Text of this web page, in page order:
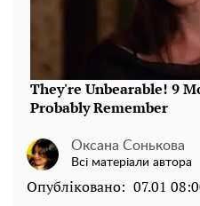
Оксана Сонькова
Всі матеріали автора
Опубліковано: 07.01